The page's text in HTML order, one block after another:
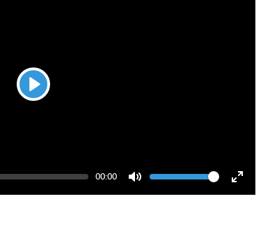
Play
Current
00:00
Volume